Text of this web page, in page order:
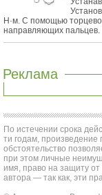
Н·м. С помощью
направляющих пальцев.
Реклама
По истечении срока
ти годам,
обстоятельство
при этом личные
имя, право на защиту от
автора — так как, эти